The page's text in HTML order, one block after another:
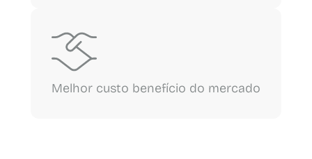
Melhor custo benefício do mercado